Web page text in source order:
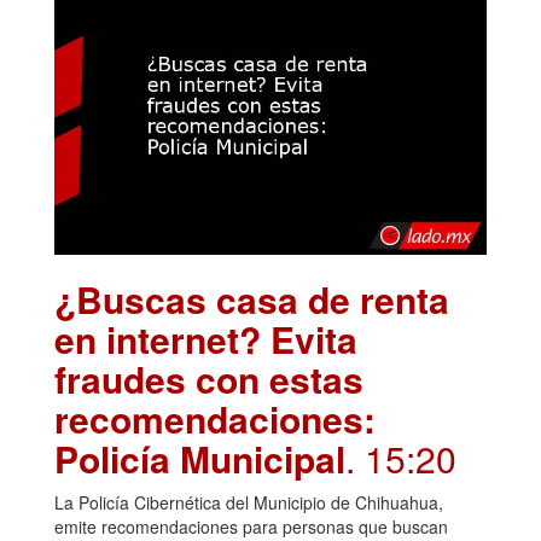
¿Buscas casa de renta
en internet? Evita
fraudes con estas
recomendaciones:
Policía Municipal. 15:20
La Policía Cibernética del Municipio de Chihuahua,
emite recomendaciones para personas que buscan